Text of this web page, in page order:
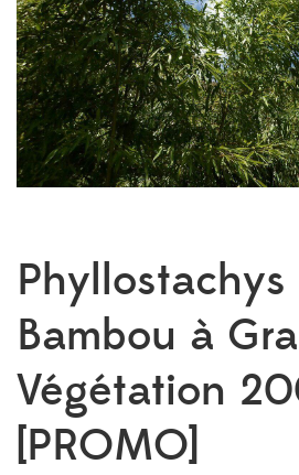
Phyllostachys
Bambou à
Végétation
[PROMO]